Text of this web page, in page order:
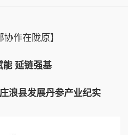
协作在陇原】
能 延链强基
浪县发展丹参产业纪实